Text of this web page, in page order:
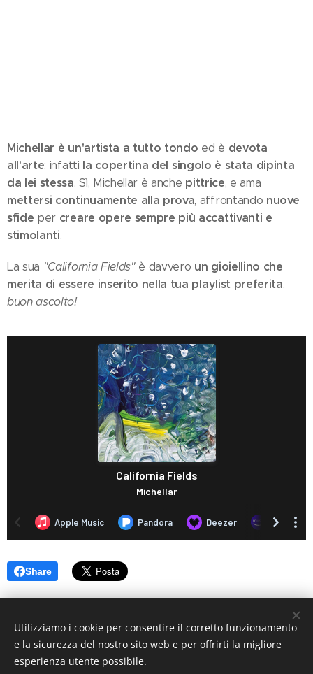
Michellar è un'artista a tutto tondo ed è devota
all'arte: infatti la copertina del singolo è stata dipinta
da lei stessa. Sì, Michellar è anche pittrice, e ama
mettersi continuamente alla prova, affrontando nuove
sfide per creare opere sempre più accattivanti e
stimolanti.
La sua "California Fields"è davvero un gioiellino che
merita di essere inserito nella tua playlist preferita,
buon ascolto!
Share
© 2019 www.artistionline.tv
Utilizziamo i cookie per consentire il corretto funzionamento
e la sicurezza del nostro sito web e per offrirti la migliore
esperienza utente possibile.